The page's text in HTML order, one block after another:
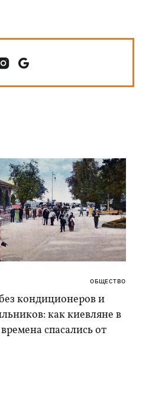
ОБЩЕСТВО
кондиционеров и
как киевляне в
спасались от